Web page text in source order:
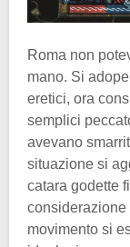
Roma non
mano. Si
eretici, ora
semplici
avevano
situazione si
catara godette
considerazione
movimento si